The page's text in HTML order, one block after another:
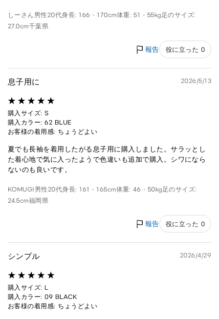
しーさん 男性20代身長: 166 - 170cm体重: 51 - 55kg足のサイズ:
27.0cm千葉県
報告 役に立った 0
息子用に 2026/5/13
購入サイズ: S
購入カラー: 62 BLUE
お客様の着用感: ちょうどよい
夏でも長袖を着用したがる息子用に購入しました。サラッとし
た着心地で気に入ったようで色違いも追加で購入。シワになら
ないのも良いです。
KOMUGI 男性20代身長: 161 - 165cm体重: 46 - 50kg足のサイズ:
24.5cm福岡県
報告 役に立った 0
シンプル 2026/4/29
購入サイズ: L
購入カラー: 09 BLACK
お客様の着用感: ちょうどよい